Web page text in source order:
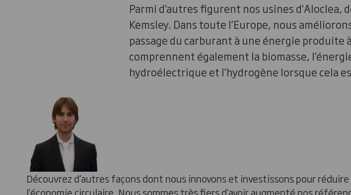
Parmi d’autres figurent nos usines d’Aloclea,
Kemsley. Dans toute l’Europe, nous
passage du carburant à une énergie
comprennent également la biomasse,
hydroélectrique et l’hydrogène lorsque cela
Découvrez d’autres façons dont nous innovons et investissons pour